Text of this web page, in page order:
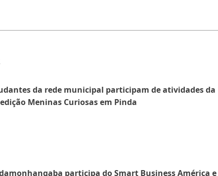
da rede municipal participam de atividades da
Meninas Curiosas em Pinda
participa do Smart Business América e